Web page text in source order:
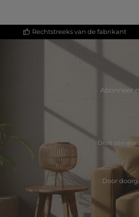
Rechtstreeks van de fabrikant
Abonneer
Deze site
Door